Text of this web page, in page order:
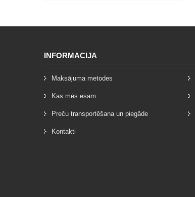
INFORMACIJA
Maksājuma metodes
Kas mēs esam
Preču transportēšana un piegāde
Kontakti